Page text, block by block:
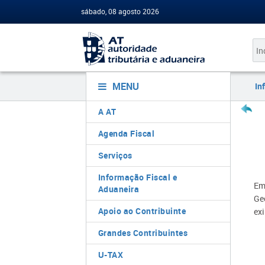
sábado, 08 agosto 2026
MENU
A AT
Agenda Fiscal
Serviços
Informação Fiscal e
Aduaneira
Apoio ao Contribuinte
Grandes Contribuintes
U-TAX